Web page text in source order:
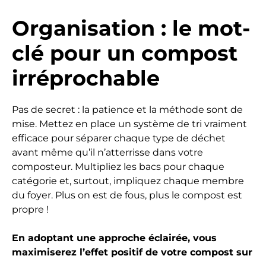
Organisation : le mot-
clé pour un compost
irréprochable
Pas de secret : la patience et la méthode sont de
mise. Mettez en place un système de tri vraiment
efficace pour séparer chaque type de déchet
avant même qu’il n’atterrisse dans votre
composteur. Multipliez les bacs pour chaque
catégorie et, surtout, impliquez chaque membre
du foyer. Plus on est de fous, plus le compost est
propre !
En adoptant une approche éclairée, vous
maximiserez l’effet positif de votre compost sur